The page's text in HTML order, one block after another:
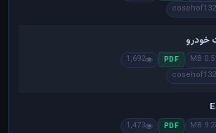
خودرو
0.51
PDF
1,692
9.23
PDF
1,473